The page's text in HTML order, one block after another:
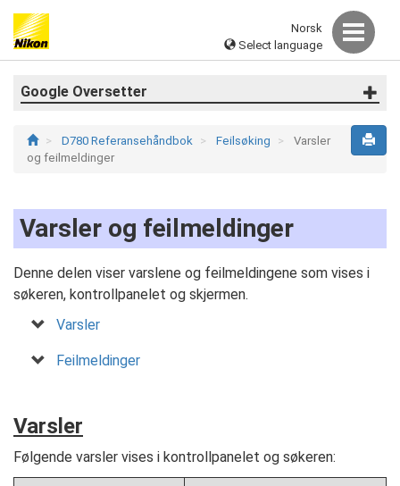
Norsk
Select language
Google Oversetter
D780 Referansehåndbok Feilsøking
Varsler
og feilmeldinger
Varsler og feilmeldinger
Denne delen viser varslene og feilmeldingene som vises i
søkeren, kontrollpanelet og skjermen.
Varsler
Feilmeldinger
Varsler
Følgende varsler vises i kontrollpanelet og søkeren: